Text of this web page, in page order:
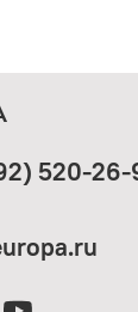
520-26-